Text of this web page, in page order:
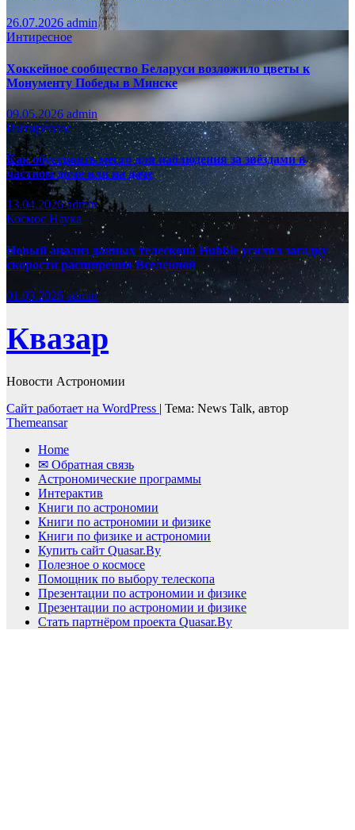
26.07.2026 admin
Интиресное
Хоккейное сообщество Беларуси возложило цветы к
Монументу Победы в Минске
09.05.2026 admin
Интиресное
Как обустроить место для наблюдения за звёздами в
частном доме или на даче
13.04.2026admin
Космос Наука
Новый анализ данных телескопа Hubble усилил загадку
скорости расширения Вселенной
01.03.2026admin
Квазар
Новости Астрономии
Сайт работает на WordPress | Тема: News Talk, автор
Themeansar
Home
✉ Обратная связь
Астрономические программы
Интерактив
Книги по астрономии
Книги по астрономии и физике
Книги по физике и астрономии
Купить сайт Quasar.By
Полезное о космосе
Помощник по выбору телескопа
Презентации по астрономии и физике
Презентации по астрономии и физике
Стать партнёром проекта Quasar.By